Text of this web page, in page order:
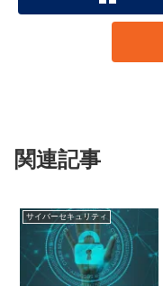
関連記事
サイバーセキュリティ